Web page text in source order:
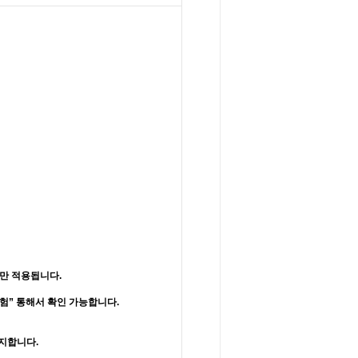
적용됩니다.
” 통해서 확인 가능합니다.
합니다.